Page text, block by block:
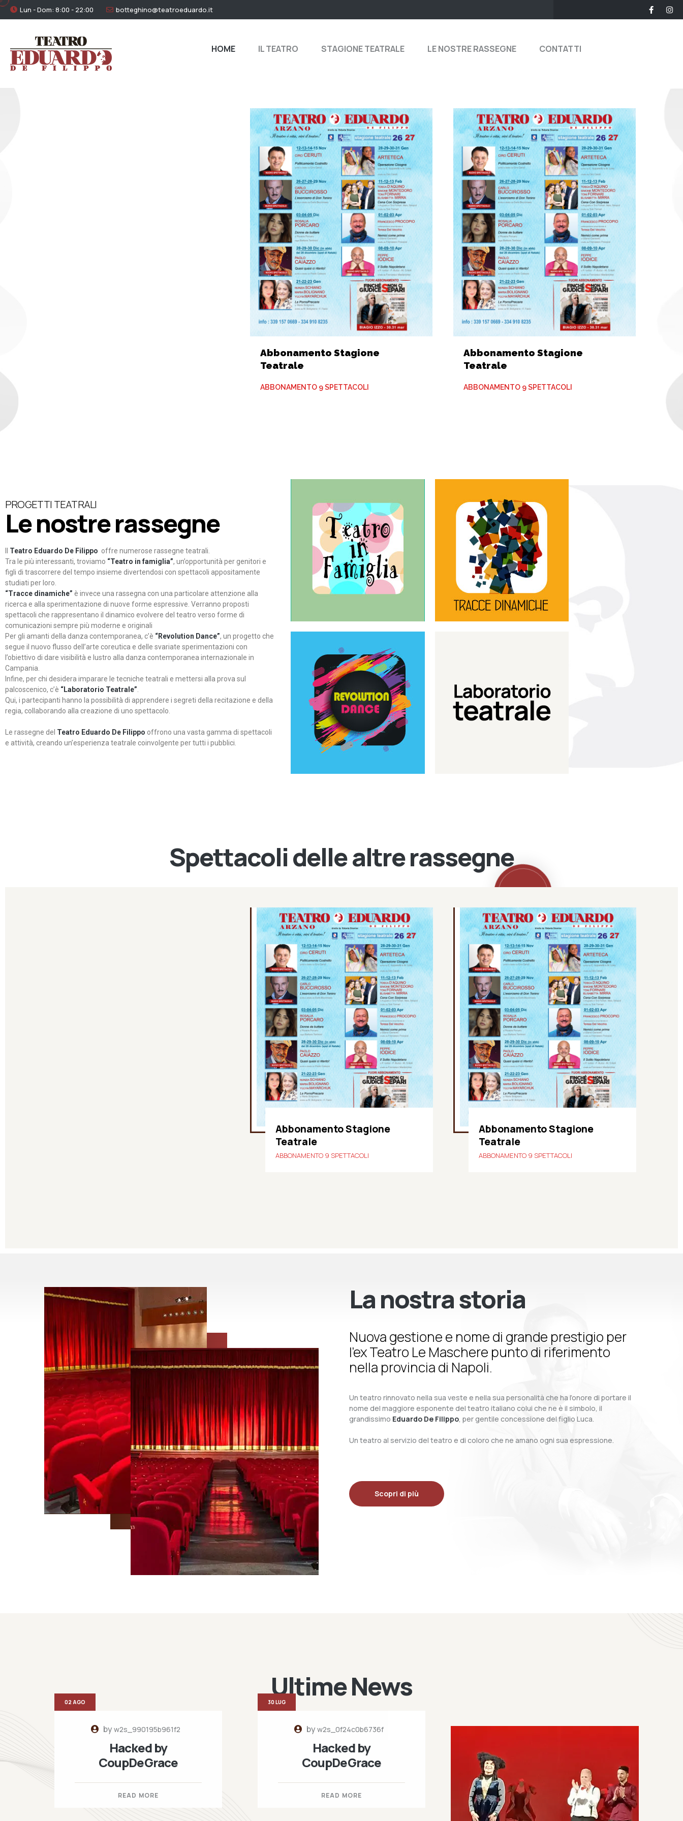
Lun - Dom: 8:00 - 22:00 botteghino@teatroeduardo.it
HOME IL TEATRO STAGIONE TEATRALE LE NOSTRE RASSEGNE CONTATTI
Abbonamento Stagione
Teatrale
ABBONAMENTO 9 SPETTACOLI
Abbonamento Stagione
Teatrale
ABBONAMENTO 9 SPETTACOLI
PROGETTI TEATRALI
Le nostre rassegne
Teatro Eduardo De Filippo offre numerose rassegne teatrali.
Tra le più interessanti, troviamo “Teatro in famiglia”, un’opportunità per genitori e
figli di trascorrere del tempo insieme divertendosi con spettacoli appositamente
studiati per loro.
“Tracce dinamiche” è invece una rassegna con una particolare attenzione alla
ricerca e alla sperimentazione di nuove forme espressive. Verranno proposti
spettacoli che rappresentano il dinamico evolvere del teatro verso forme di
comunicazioni sempre più moderne e originali
Per gli amanti della danza contemporanea, c’è “Revolution Dance”, un progetto che
segue il nuovo flusso dell’arte coreutica e delle svariate sperimentazioni con
l’obiettivo di dare visibilità e lustro alla danza contemporanea internazionale in
Campania.
Infine, per chi desidera imparare le tecniche teatrali e mettersi alla prova sul
palcoscenico, c’è “Laboratorio Teatrale”
Qui, i partecipanti hanno la possibilità di apprendere i segreti della recitazione e della
regia, collaborando alla creazione di uno spettacolo.
Le rassegne del Teatro Eduardo De Filippo offrono una vasta gamma di spettacoli
e attività, creando un’esperienza teatrale coinvolgente per tutti i pubblici.
Teatro in famiglia
Teatro In Famiglia è una
rassegna di teatro concepita
per far condividere e godere
del teatro all’intera famiglia.
Continua
Tracce dinamiche
Tracce Dinamiche è una
rassegna di teatro
d’innovazione e sperimentale.
Continua
Revolution Dance
Rassegna di danza
contemporanea – I Edizione
Continua
Laboratorio di teatro del
Teatro Eduardo de Filippo
Spettacoli delle altre rassegne
Abbonamento Stagione
Teatrale
ABBONAMENTO 9 SPETTACOLI
Abbonamento Stagione
Teatrale
ABBONAMENTO 9 SPETTACOLI
La nostra storia
Nuova gestione e nome di grande prestigio per
l’ex Teatro Le Maschere punto di riferimento
nella provincia di Napoli.
Un teatro rinnovato nella sua veste e nella sua personalità che ha l’onore di portare il
nome del maggiore esponente del teatro italiano colui che ne è il simbolo, il
grandissimo Eduardo De Filippo, per gentile concessione del figlio Luca.
Un teatro al servizio del teatro e di coloro che ne amano ogni sua espressione.
Scopri di più
Ultime News
byw2s_990195b961f2
Hacked by
CoupDeGrace
READ MORE
02 AGO
byw2s_0f24c0b6736f
Hacked by
CoupDeGrace
READ MORE
30 LUG